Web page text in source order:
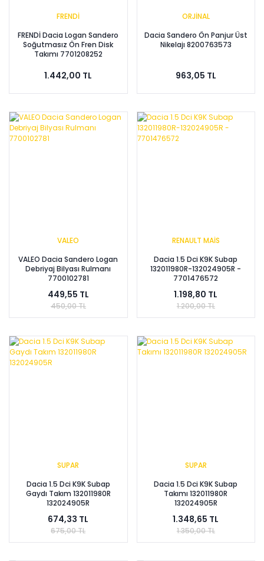
FRENDİ
FRENDİ Dacia Logan Sandero
Soğutmasız Ön Fren Disk
Takımı 7701208252
1.442,00 TL
ORJİNAL
Dacia Sandero Ön Panjur Üst
Nikelajı 8200763573
963,05 TL
VALEO
VALEO Dacia Sandero Logan
Debriyaj Bilyası Rulmanı
7700102781
449,55 TL
450,00 TL
RENAULT MAİS
Dacia 1.5 Dci K9K Subap
132011980R-132024905R -
7701476572
1.198,80 TL
1.200,00 TL
SUPAR
Dacia 1.5 Dci K9K Subap
Gaydı Takım 132011980R
132024905R
674,33 TL
675,00 TL
SUPAR
Dacia 1.5 Dci K9K Subap
Takımı 132011980R
132024905R
1.348,65 TL
1.350,00 TL